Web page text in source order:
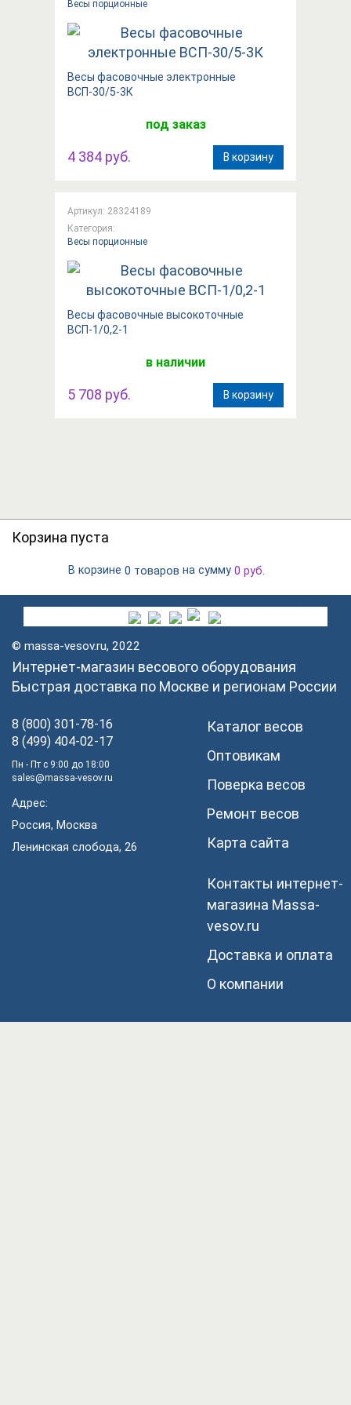
Весы порционные
Весы фасовочные электронные
ВСП-30/5-3К
под заказ
4 384 руб. В корзину
Артикул: 28324189
Категория:
Весы порционные
Весы фасовочные высокоточные
ВСП-1/0,2-1
в наличии
5 708 руб. В корзину
Корзина пуста
В корзине 0 товаров на сумму 0 руб.
© massa-vesov.ru, 2022
Интернет-магазин весового оборудования
Быстрая доставка по Москве и регионам России
8 (800) 301-78-16
8 (499) 404-02-17
Пн - Пт с 9:00 до 18:00
sales@massa-vesov.ru
Адрес:
Россия, Москва
Ленинская слобода, 26
Каталог весов
Оптовикам
Поверка весов
Ремонт весов
Карта сайта
Контакты интернет-
магазина Мassa-
vesov.ru
Доставка и оплата
О компании